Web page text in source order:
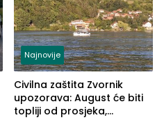
Najnovije
Civilna zaštita Zvornik
upozorava: August će biti
topliji od prosjeka,